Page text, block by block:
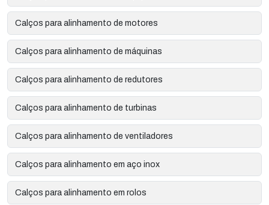
Calços para alinhamento de motores
Calços para alinhamento de máquinas
Calços para alinhamento de redutores
Calços para alinhamento de turbinas
Calços para alinhamento de ventiladores
Calços para alinhamento em aço inox
Calços para alinhamento em rolos